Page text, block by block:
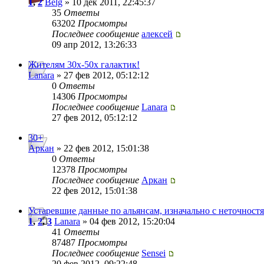
1,2 Belg » 10 дек 2011, 22:45:37
35 Ответы
63202 Просмотры
Последнее сообщение алексей
09 апр 2012, 13:26:33
Жителям 30х-50х галактик!
Lanara » 27 фев 2012, 05:12:12
0 Ответы
14306 Просмотры
Последнее сообщение Lanara
27 фев 2012, 05:12:12
30+
Аркан » 22 фев 2012, 15:01:38
0 Ответы
12378 Просмотры
Последнее сообщение Аркан
22 фев 2012, 15:01:38
Устаревшие данные по альянсам, изначально с
1,2,3 Lanara » 04 фев 2012, 15:20:04
41 Ответы
87487 Просмотры
Последнее сообщение Sensei